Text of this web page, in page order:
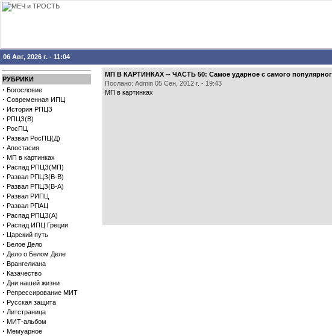
06 Авг, 2026 г. - 11:04
РУБРИКИ
· Богословие
· Современная ИПЦ
· История РПЦЗ
· РПЦЗ(В)
· РосПЦ
· Развал РосПЦ(Д)
· Апостасия
· МП в картинках
· Распад РПЦЗ(МП)
· Развал РПЦЗ(В-В)
· Развал РПЦЗ(В-А)
· Развал РИПЦ
· Развал РПАЦ
· Распад РПЦЗ(А)
· Распад ИПЦ Греции
· Царский путь
· Белое Дело
· Дело о Белом Деле
· Врангелиана
· Казачество
· Дни нашей жизни
· Репрессирование МИТ
· Русская защита
· Литстраница
· МИТ-альбом
· Мемуарное
МП В КАРТИНКАХ -- ЧАСТЬ 50: Самое ударное с самого
Послано: Admin 05 Сен, 2012 г. - 19:43
МП в картинках